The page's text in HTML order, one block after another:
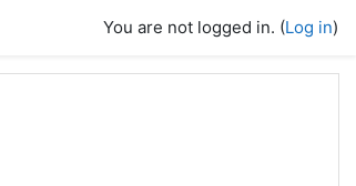
You are not logged in. (Log in)